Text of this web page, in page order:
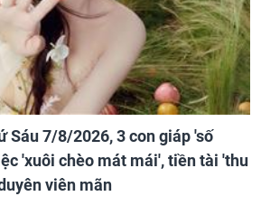
Sáu 7/8/2026, 3 con giáp 'số
'xuôi chèo mát mái', tiền tài 'thu
viên mãn